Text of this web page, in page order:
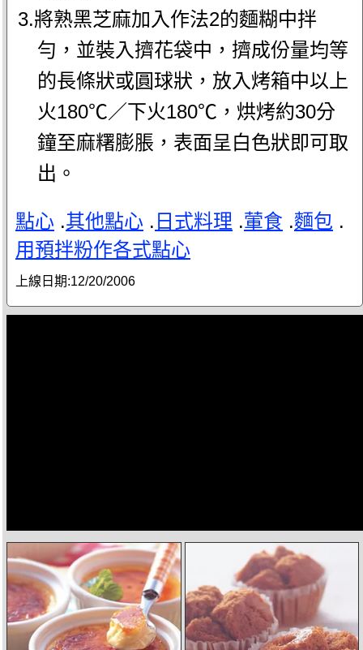
3.將熟黑芝麻加入作法2的麵糊中拌
勻，並裝入擠花袋中，擠成份量均等
的長條狀或圓球狀，放入烤箱中以上
火180℃／下火180℃，烘烤約30分
鐘至麻糬膨脹，表面呈白色狀即可取
出。
點心 .其他點心 . 日式料理 .葷食 .麵包 .
用預拌粉作各式點心
上線日期:12/20/2006